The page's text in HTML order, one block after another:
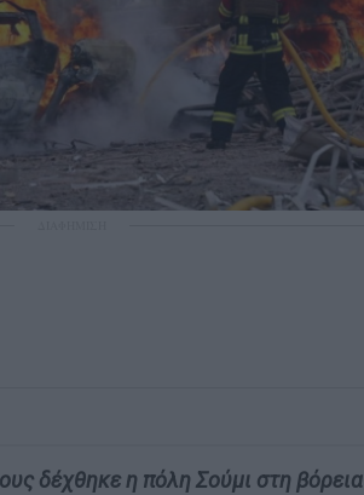
δέχθηκε η πόλη Σούμι στη βόρεια